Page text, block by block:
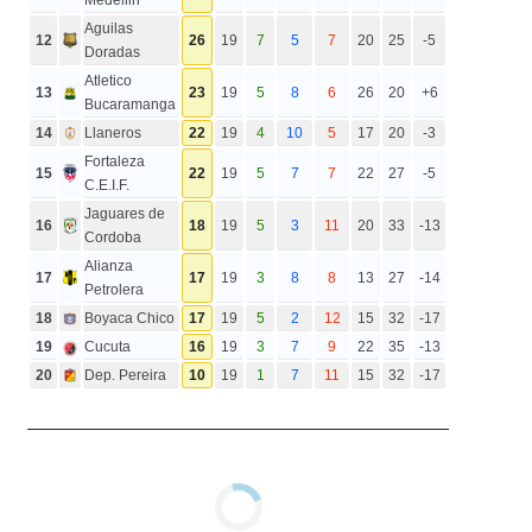
12
Aguilas
Doradas
26 19 7 5 7 20 25 -5
13
Atletico
Bucaramanga
23 19 5 8 6 26 20 +6
14 Llaneros 22 19 4 10 5 17 20 -3
15
Fortaleza
C.E.I.F.
22 19 5 7 7 22 27 -5
16
Jaguares de
Cordoba
18 19 5 3 11 20 33 -13
17
Alianza
Petrolera
17 19 3 8 8 13 27 -14
18 Boyaca Chico 17 19 5 2 12 15 32
-17
19
Cucuta 16 19 3 7 9 22 35
-13
20
Dep. Pereira 10 19 1 7 11 15 32 -17